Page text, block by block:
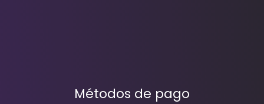
Métodos de pago